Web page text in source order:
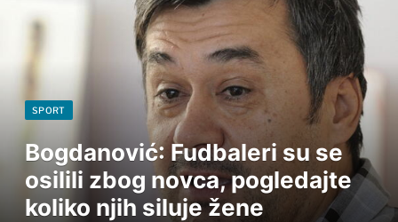
SPORT
Bogdanović: Fudbaleri su se
osilili zbog novca, pogledajte
koliko njih siluje žene